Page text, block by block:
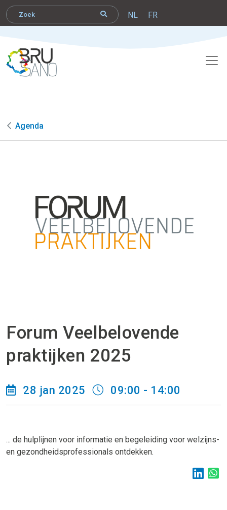
NL FR
Agenda
Forum Veelbelovende
praktijken 2025
28 jan 2025 09:00 - 14:00
... de hulplijnen voor informatie en begeleiding voor welzijns-
en gezondheidsprofessionals ontdekken.